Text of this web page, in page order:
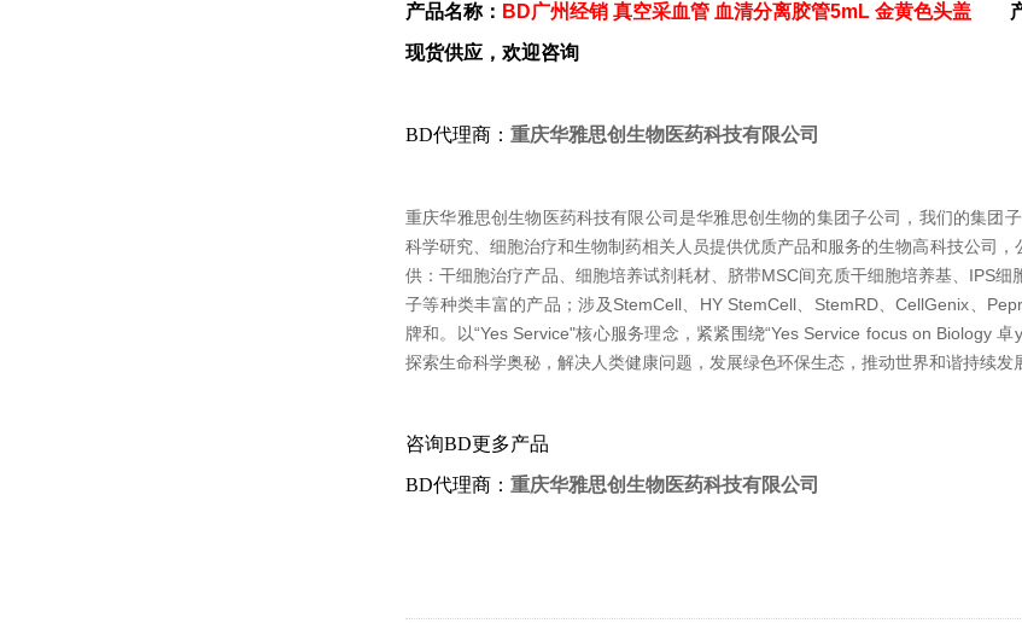
产品名称： BD广州经销 真空采血管 血清分离胶管5mL 金黄色头盖 产
现货供应，欢迎咨询
BD代理商： 重庆华雅思创生物医药科技有限公司
重庆华雅思创生物医药科技有限公司是华雅思创生物的集团子公司，我们的集
科学研究、细胞治疗和生物制药相关人员提供优质产品和服务的生物高科技公司
供：干细胞治疗产品、细胞培养试剂耗材、脐带MSC间充质干细胞培养基、IPS
子等种类丰富的产品；涉及StemCell、HY StemCell、StemRD、CellGenix、
牌和。以“Yes Service"核心服务理念，紧紧围绕“Yes Service focus on Biology
探索生命科学奥秘，解决人类健康问题，发展绿色环保生态，推动世界和谐持续发
咨询BD更多产品
BD代理商： 重庆华雅思创生物医药科技有限公司